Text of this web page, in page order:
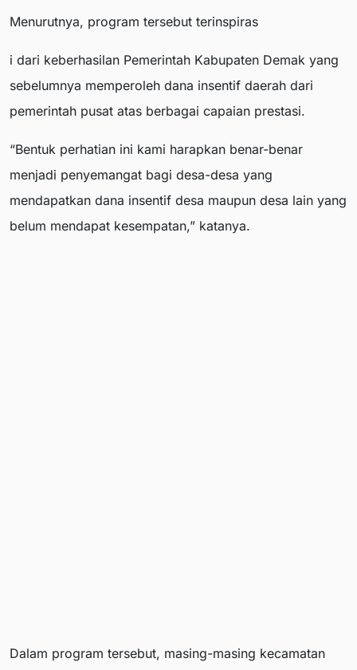
Menurutnya, program tersebut terinspiras
i dari keberhasilan Pemerintah Kabupaten Demak yang
sebelumnya memperoleh dana insentif daerah dari
pemerintah pusat atas berbagai capaian prestasi.
“Bentuk perhatian ini kami harapkan benar-benar
menjadi penyemangat bagi desa-desa yang
mendapatkan dana insentif desa maupun desa lain yang
belum mendapat kesempatan,” katanya.
Dalam program tersebut, masing-masing kecamatan